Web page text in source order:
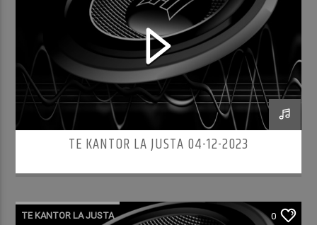
TE KANTOR LA JUSTA 04-12-2023
TE KANTOR LA JUSTA 0